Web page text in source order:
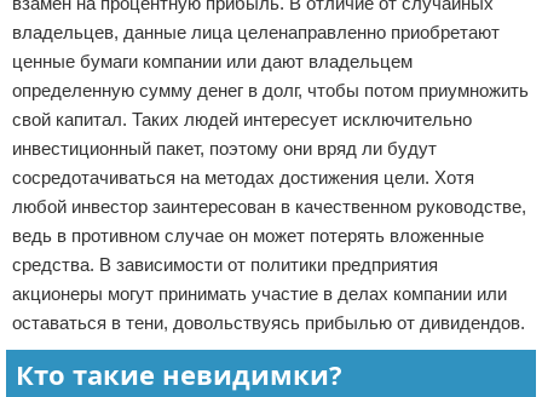
владельцев, данные лица целенаправленно приобретают
ценные бумаги компании или дают владельцем
определенную сумму денег в долг, чтобы потом приумножить
свой капитал. Таких людей интересует исключительно
инвестиционный пакет, поэтому они вряд ли будут
сосредотачиваться на методах достижения цели. Хотя
любой инвестор заинтересован в качественном руководстве,
ведь в противном случае он может потерять вложенные
средства. В зависимости от политики предприятия
акционеры могут принимать участие в делах компании или
оставаться в тени, довольствуясь прибылью от дивидендов.
Кто такие невидимки?